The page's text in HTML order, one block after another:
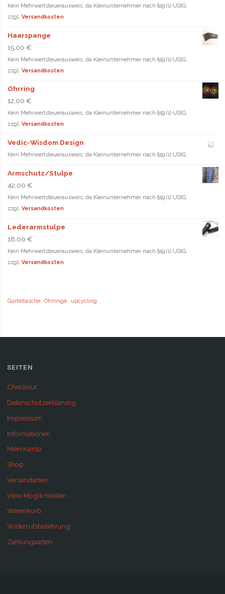
Kein Mehrwertsteuerausweis, da Kleinunternehmer nach §19 (1) UStG.
zzgl. Versandkosten
Haarspange
15,00 €
Kein Mehrwertsteuerausweis, da Kleinunternehmer nach §19 (1) UStG.
zzgl. Versandkosten
Ohrring
12,00 €
Kein Mehrwertsteuerausweis, da Kleinunternehmer nach §19 (1) UStG.
zzgl. Versandkosten
Vedic-Wisdom Design
Kein Mehrwertsteuerausweis, da Kleinunternehmer nach §19 (1) UStG.
Armschutz/Stulpe
42,00 €
Kein Mehrwertsteuerausweis, da Kleinunternehmer nach §19 (1) UStG.
zzgl. Versandkosten
Lederarmstulpe
18,00 €
Kein Mehrwertsteuerausweis, da Kleinunternehmer nach §19 (1) UStG.
zzgl. Versandkosten
Gürteltasche Ohrringe upcycling
SEITEN
Checkout
Datenschutzerklärung
Impressum
Informationen
Mein Konto
Shop
Versandarten
Viele Möglichkeiten……
Warenkorb
Widerrufsbelehrung
Zahlungsarten